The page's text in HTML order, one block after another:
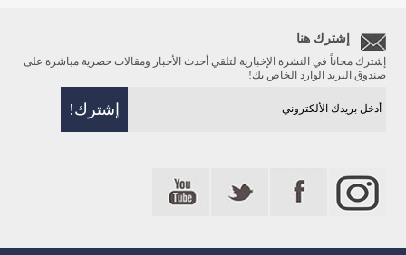
إشترك هنا
إشترك مجاناً في النشرة الإخبارية لتلقي أحدث الأخبار ومقالات حصرية مباشرة على
صندوق البريد الوارد الخاص بك!